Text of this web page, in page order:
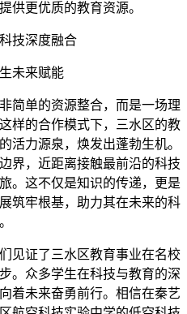
供更优质的教育资源。
深度融合
来赋能
单的资源整合，而是一场理
样的合作模式下，三水区的教
活力源泉，焕发出蓬勃生机。
界，近距离接触最前沿的科技
。这不仅是知识的传递，更是
筑牢根基，助力其在未来的科
证了三水区教育事业在名校
。众多学生在科技与教育的深
着未来奋勇前行。相信在秦艺